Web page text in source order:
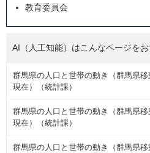
教育委員会
AI（人工知能）はこんなページを
群馬県の人口と世帯の動き（群馬県
現在）（統計課）
群馬県の人口と世帯の動き（群馬県
現在）（統計課）
群馬県の人口と世帯の動き（群馬県